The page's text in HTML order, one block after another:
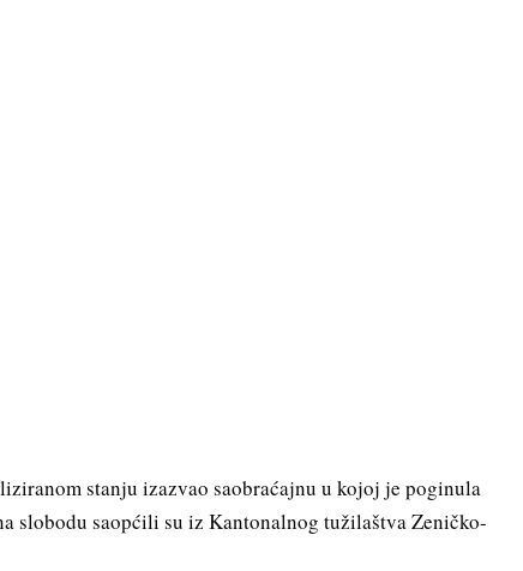
stanju izazvao saobraćajnu u kojoj je poginula
slobodu saopćili su iz Kantonalnog tužilaštva Zeničko-